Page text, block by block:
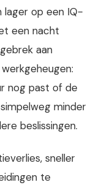
lager op een IQ-
een nacht
aan
nog past of de
minder
beslissingen.
sneller
te